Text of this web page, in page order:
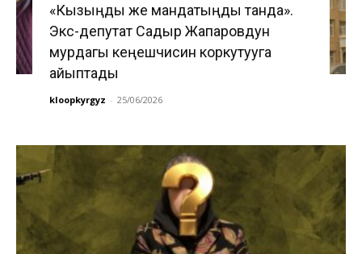
«Кызыңды же мандатыңды танда».
Экс-депутат Садыр Жапаровдун
мурдагы кеңешчисин коркутууга
айыптады
kloopkyrgyz - 25/06/2026